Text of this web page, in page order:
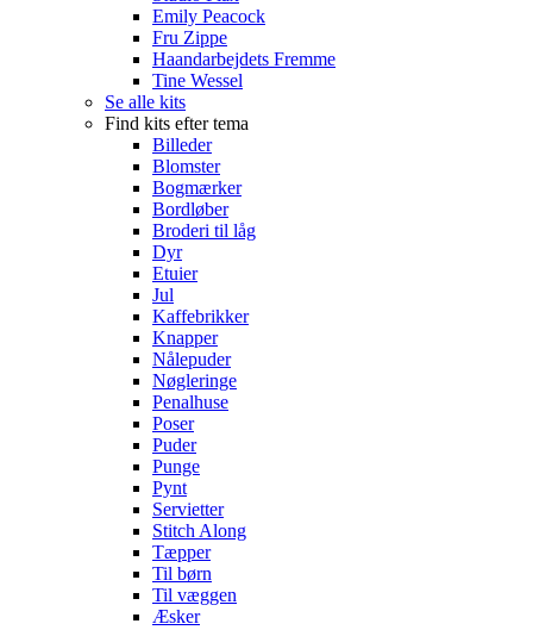
Emily Peacock
Fru Zippe
Haandarbejdets Fremme
Tine Wessel
Se alle kits
Find kits efter tema
Billeder
Blomster
Bogmærker
Bordløber
Broderi til låg
Dyr
Etuier
Jul
Kaffebrikker
Knapper
Nålepuder
Nøgleringe
Penalhuse
Poser
Puder
Punge
Pynt
Servietter
Stitch Along
Tæpper
Til børn
Til væggen
Æsker